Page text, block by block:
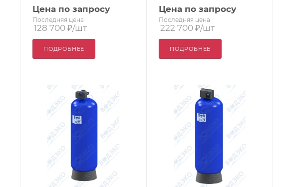
Цена по запросу
Последняя цена
128 700 ₽/шт
ПОДРОБНЕЕ
Цена по запросу
Последняя цена
222 700 ₽/шт
ПОДРОБНЕЕ